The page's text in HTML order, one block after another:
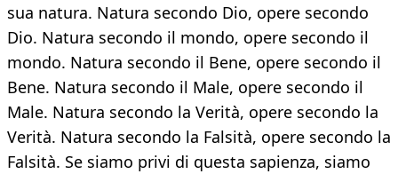
sua natura. Natura secondo Dio, opere secondo
Dio. Natura secondo il mondo, opere secondo il
mondo. Natura secondo il Bene, opere secondo il
Bene. Natura secondo il Male, opere secondo il
Male. Natura secondo la Verità, opere secondo la
Verità. Natura secondo la Falsità, opere secondo la
Falsità. Se siamo privi di questa sapienza, siamo